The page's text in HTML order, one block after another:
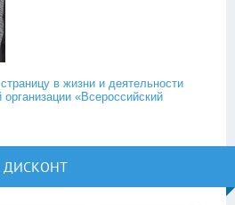
в жизни и деятельности
организации «Всероссийский
ДИСКОНТ